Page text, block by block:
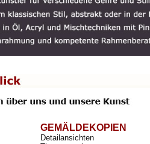
GEMÄLDEKOPIEN
Detailansichten